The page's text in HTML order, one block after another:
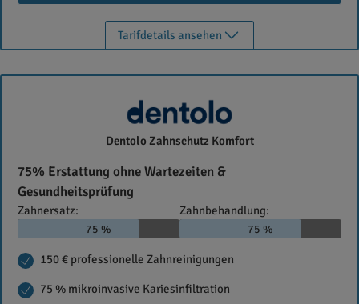
Tarifdetails ansehen
dentolo
Dentolo Zahnschutz Komfort
75% Erstattung ohne Wartezeiten &
Gesundheitsprüfung
Zahnersatz:
75 %
Zahnbehandlung:
75 %
150 € professionelle Zahnreinigungen
75 % mikroinvasive Kariesinfiltration